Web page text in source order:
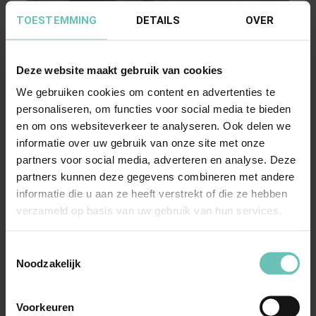
TOESTEMMING DETAILS OVER
Deze website maakt gebruik van cookies
We gebruiken cookies om content en advertenties te
personaliseren, om functies voor social media te bieden
en om ons websiteverkeer te analyseren. Ook delen we
informatie over uw gebruik van onze site met onze
partners voor social media, adverteren en analyse. Deze
partners kunnen deze gegevens combineren met andere
informatie die u aan ze heeft verstrekt of die ze hebben
verzameld op basis van uw gebruik van hun services.
Noodzakelijk
Voorkeuren
28 MAART 2016
Uitspraak Hoge Raad: Tweede hoger beroep
ontvankelijk? (ECLI:NL:HR:2016:505, 25 maart
2016, nr. 14/06296)
Appelprocesrecht. Tweede hoger beroep
ontvankelijk? HR 9 juli 1999,